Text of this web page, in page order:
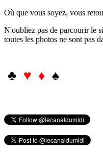
Où que vous soyez, vous
N'oubliez pas de parcourir le
toutes les photos ne sont pas
♣ ♥ ♦ ♠